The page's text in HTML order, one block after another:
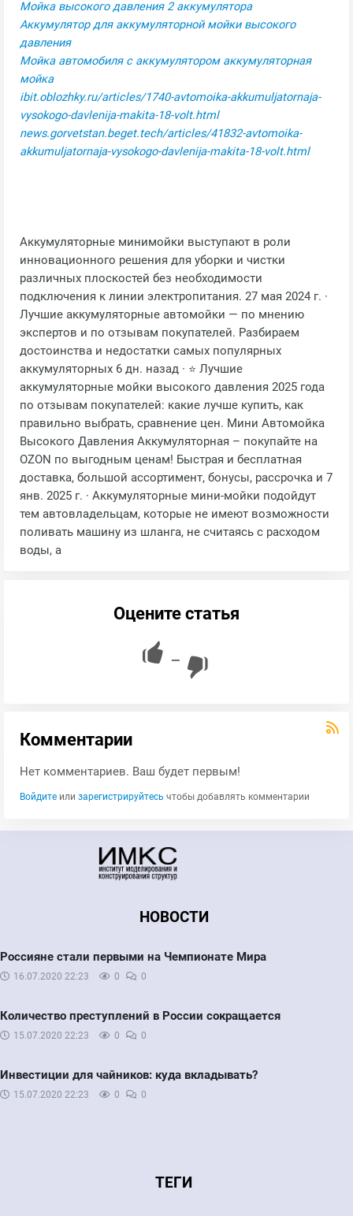
Мойка высокого давления 2 аккумулятора
Аккумулятор для аккумуляторной мойки высокого
давления
Мойка автомобиля с аккумулятором аккумуляторная
мойка
ibit.oblozhky.ru/articles/1740-avtomoika-akkumuljatornaja-
vysokogo-davlenija-makita-18-volt.html
news.gorvetstan.beget.tech/articles/41832-avtomoika-
akkumuljatornaja-vysokogo-davlenija-makita-18-volt.html
Аккумуляторные минимойки выступают в роли
инновационного решения для уборки и чистки
различных плоскостей без необходимости
подключения к линии электропитания. 27 мая 2024 г. ·
Лучшие аккумуляторные автомойки — по мнению
экспертов и по отзывам покупателей. Разбираем
достоинства и недостатки самых популярных
аккумуляторных 6 дн. назад · ⭐ Лучшие
аккумуляторные мойки высокого давления 2025 года
по отзывам покупателей: какие лучше купить, как
правильно выбрать, сравнение цен. Мини Автомойка
Высокого Давления Аккумуляторная – покупайте на
OZON по выгодным ценам! Быстрая и бесплатная
доставка, большой ассортимент, бонусы, рассрочка и 7
янв. 2025 г. · Аккумуляторные мини-мойки подойдут
тем автовладельцам, которые не имеют возможности
поливать машину из шланга, не считаясь с расходом
воды, а
Оцените статья
—
Комментарии
Нет комментариев. Ваш будет первым!
Войдите или зарегистрируйтесь чтобы добавлять комментарии
НОВОСТИ
Россияне стали первыми на Чемпионате Мира
16.07.2020 22:23 0 0
Количество преступлений в России сокращается
15.07.2020 22:23 0 0
Инвестиции для чайников: куда вкладывать?
15.07.2020 22:23 0 0
ТЕГИ